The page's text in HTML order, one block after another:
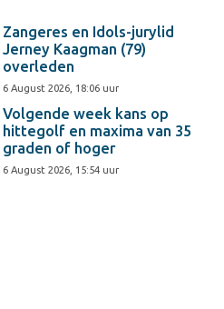
Zangeres en Idols-jurylid
Jerney Kaagman (79)
overleden
6 August 2026, 18:06 uur
Volgende week kans op
hittegolf en maxima van 35
graden of hoger
6 August 2026, 15:54 uur